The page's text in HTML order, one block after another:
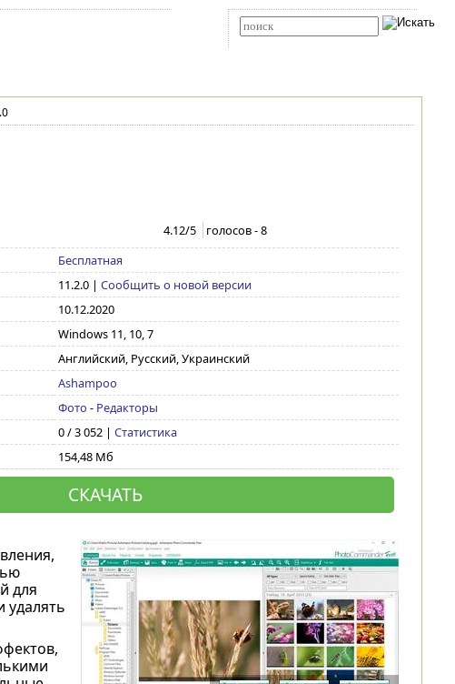
4.12/5 голосов -8
Бесплатная
11.2.0| Сообщить о новой версии
10.12.2020
Windows 11, 10, 7
Английский, Русский, Украинский
Ashampoo
Фото - Редакторы
0 / 3 052 | Статистика
154,48 Мб
СКАЧАТЬ
для
удалять